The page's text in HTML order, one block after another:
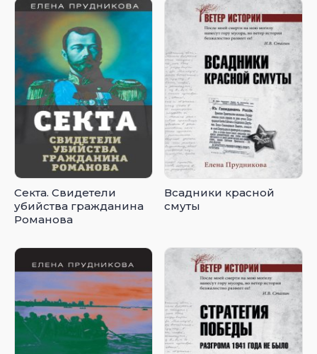
Секта. Свидетели
убийства гражданина
Романова
Всадники красной
смуты